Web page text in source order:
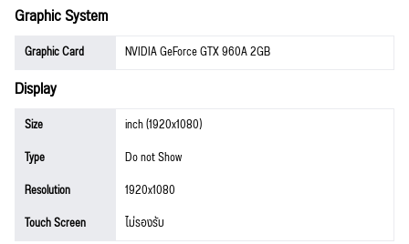
Graphic System
Graphic Card NVIDIA GeForce GTX 960A 2GB
Display
Size
inch (1920x1080)
Type
Do not Show
Resolution
1920x1080
Touch Screen
ไม่รองรับ